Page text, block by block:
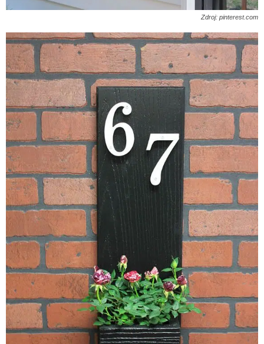
Zdroj: pinterest.com